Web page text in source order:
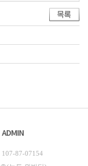
ADMIN
87-07154